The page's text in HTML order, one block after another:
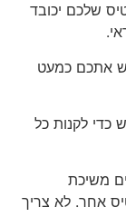
שלכם יכובד
אתכם כמעט
לקנות כל
אחר. לא צריך